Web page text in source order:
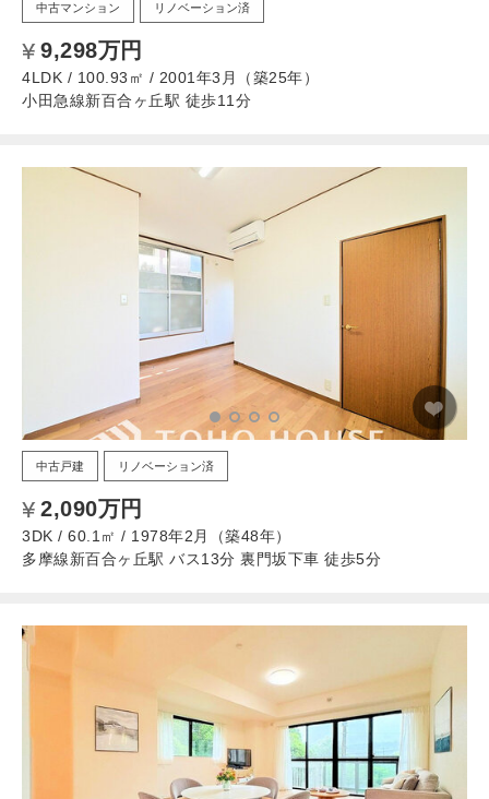
中古マンション リノベーション済
9,298万円
4LDK / 100.93㎡ / 2001年3月（築25年）
小田急線新百合ヶ丘駅 徒歩11分
中古戸建 リノベーション済
2,090万円
3DK / 60.1㎡ / 1978年2月（築48年）
多摩線新百合ヶ丘駅 バス13分 裏門坂下車 徒歩5分